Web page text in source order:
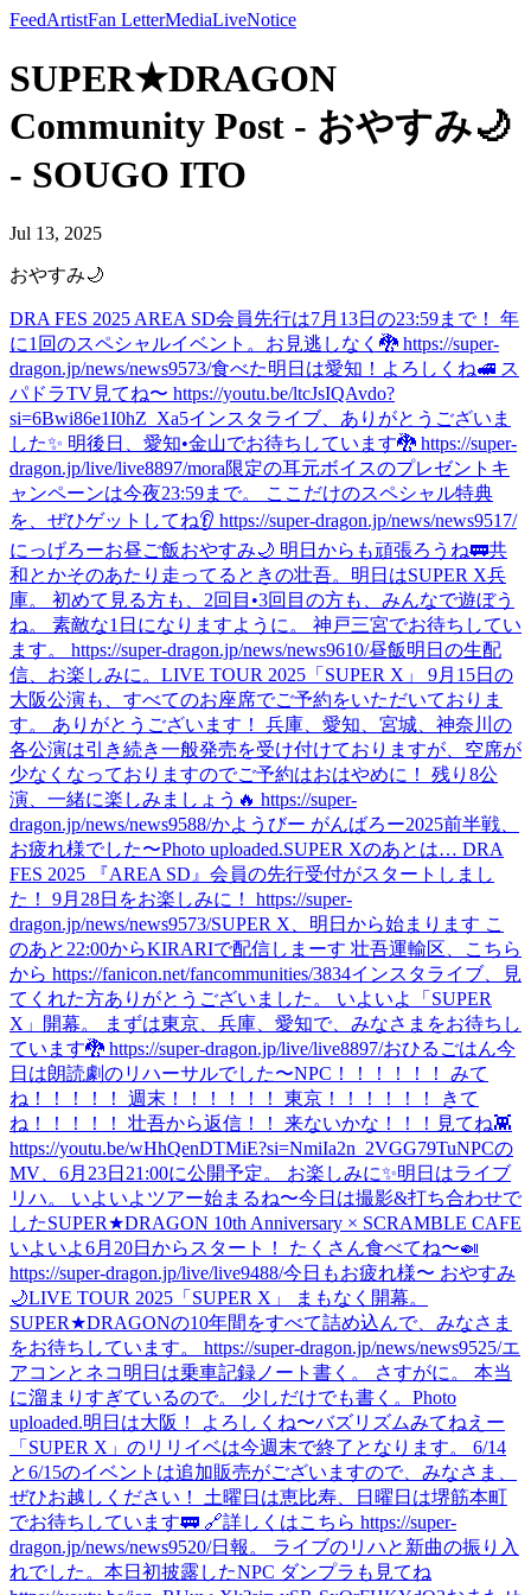
FeedArtistFan LetterMediaLiveNotice
SUPER★DRAGON
Community Post - おやすみ🌙
- SOUGO ITO
Jul 13, 2025
おやすみ🌙
DRA FES 2025 AREA SD会員先行は7月13日の23:59まで！ 年
に1回のスペシャルイベント。お見逃しなく🐉 https://super-
dragon.jp/news/news9573/食べた明日は愛知！よろしくね🚅 ス
パドラTV見てね〜 https://youtu.be/ltcJsIQAvdo?
si=6Bwi86e1I0hZ_Xa5インスタライブ、ありがとうございま
した✨ 明後日、愛知•金山でお待ちしています🐉 https://super-
dragon.jp/live/live8897/mora限定の耳元ボイスのプレゼントキ
ャンペーンは今夜23:59まで。 ここだけのスペシャル特典
を、ぜひゲットしてね👂 https://super-dragon.jp/news/news9517/
にっげろーお昼ご飯おやすみ🌙 明日からも頑張ろうね🚃共
和とかそのあたり走ってるときの壮吾。 明日はSUPER X兵
庫。 初めて見る方も、2回目•3回目の方も、みんなで遊ぼう
ね。 素敵な1日になりますように。 神戸三宮でお待ちしてい
ます。 https://super-dragon.jp/news/news9610/昼飯明日の生配
信、お楽しみに。 LIVE TOUR 2025「SUPER X」 9月15日の
大阪公演も、すべてのお座席でご予約をいただいておりま
す。 ありがとうございます！ 兵庫、愛知、宮城、神奈川の
各公演は引き続き一般発売を受け付けておりますが、空席が
少なくなっておりますのでご予約はおはやめに！ 残り8公
演、一緒に楽しみましょう🔥 https://super-
dragon.jp/news/news9588/かようびー がんばろー2025前半戦、
お疲れ様でした〜Photo uploaded.SUPER Xのあとは… DRA
FES 2025 『AREA SD』会員の先行受付がスタートしまし
た！ 9月28日をお楽しみに！ https://super-
dragon.jp/news/news9573/SUPER X、明日から始まります こ
のあと22:00からKIRARIで配信しまーす 壮吾運輸区、こちら
から https://fanicon.net/fancommunities/3834インスタライブ、見
てくれた方ありがとうございました。 いよいよ「SUPER
X」開幕。 まずは東京、兵庫、愛知で、みなさまをお待ちし
ています🐉 https://super-dragon.jp/live/live8897/おひるごはん今
日は朗読劇のリハーサルでした〜NPC！！！！！！ みて
ね！！！！！ 週末！！！！！！ 東京！！！！！！ きて
ね！！！！！ 壮吾から返信！！ 来ないかな！！！ 見てね👾
https://youtu.be/wHhQenDTMiE?si=NmiIa2n_2VGG79TuNPCの
MV、6月23日21:00に公開予定。 お楽しみに✨明日はライブ
リハ。 いよいよツアー始まるね〜今日は撮影&打ち合わせで
したSUPER★DRAGON 10th Anniversary × SCRAMBLE CAFE
いよいよ6月20日からスタート！ たくさん食べてね〜🍛
https://super-dragon.jp/live/live9488/今日もお疲れ様〜 おやすみ
🌙LIVE TOUR 2025「SUPER X」 まもなく開幕。
SUPER★DRAGONの10年間をすべて詰め込んで、みなさま
をお待ちしています。 https://super-dragon.jp/news/news9525/エ
アコンとネコ 明日は乗車記録ノート書く。 さすがに。 本当
に溜まりすぎているので。 少しだけでも書く。 Photo
uploaded.明日は大阪！ よろしくね〜バズリズムみてねえー
「SUPER X」のリリイベは今週末で終了となります。 6/14
と6/15のイベントは追加販売がございますので、みなさま、
ぜひお越しください！ 土曜日は恵比寿、日曜日は堺筋本町
でお待ちしています🚃 🔗詳しくはこちら https://super-
dragon.jp/news/news9520/日報。 ライブのリハと新曲の振り入
れでした。 本日初披露したNPC ダンプラも見てね